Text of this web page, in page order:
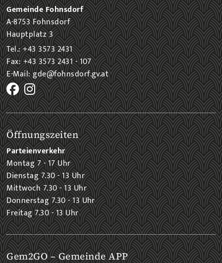
Gemeinde Fohnsdorf
A-8753 Fohnsdorf
Hauptplatz 3
Tel.: +43 3573 2431
Fax: +43 3573 2431 - 107
E-Mail: gde@fohnsdorf.gv.at
Öffnungszeiten
Parteienverkehr
Montag 7 - 17 Uhr
Dienstag 7.30 - 13 Uhr
Mittwoch 7.30 - 13 Uhr
Donnerstag 7.30 - 13 Uhr
Freitag 7.30 - 13 Uhr
Gem2GO – Gemeinde APP